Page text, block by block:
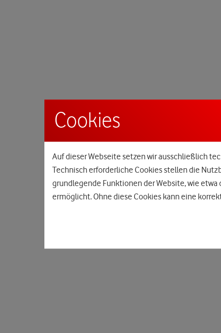
Cookies
Auf dieser Webseite setzen wir ausschließlich
Technisch erforderliche Cookies stellen die
grundlegende Funktionen der Website, wie
ermöglicht. Ohne diese Cookies kann eine